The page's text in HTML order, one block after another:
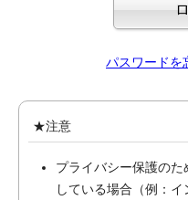
パスワードを
★注意
プライバシー保護の
している場合（例：